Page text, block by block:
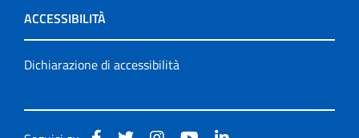
ACCESSIBILITÀ
Dichiarazione di accessibilità